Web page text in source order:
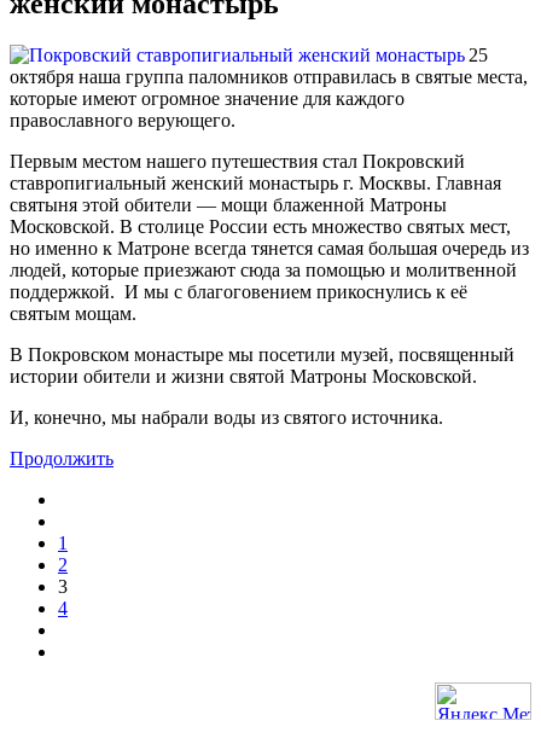
25
октября наша группа паломников отправилась в святые места,
которые имеют огромное значение для каждого
православного верующего.
Первым местом нашего путешествия стал Покровский
ставропигиальный женский монастырь г. Москвы. Главная
святыня этой обители — мощи блаженной Матроны
Московской. В столице России есть множество святых мест,
но именно к Матроне всегда тянется самая большая очередь из
людей, которые приезжают сюда за помощью и молитвенной
поддержкой. И мы с благоговением прикоснулись к её
святым мощам.
В Покровском монастыре мы посетили музей, посвященный
истории обители и жизни святой Матроны Московской.
И, конечно, мы набрали воды из святого источника.
Продолжить
1
2
3
4